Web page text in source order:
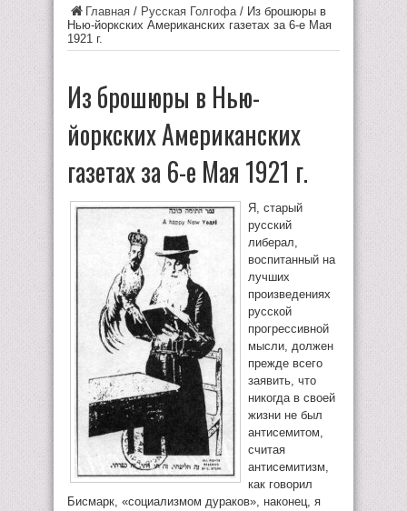
Главная / Русская Голгофа/ Из брошюры в
Нью-йоркских Американских газетах за 6-е Мая
1921 г.
Из брошюры в Нью-
йоркских Американских
газетах за 6-е Мая 1921 г.
Я, старый
русский
либерал,
воспитанный на
лучших
произведениях
русской
прогрессивной
мысли, должен
прежде всего
заявить, что
никогда в своей
жизни не был
антисемитом,
считая
антисемитизм,
как говорил
Бисмарк, «социализмом дураков», наконец, я